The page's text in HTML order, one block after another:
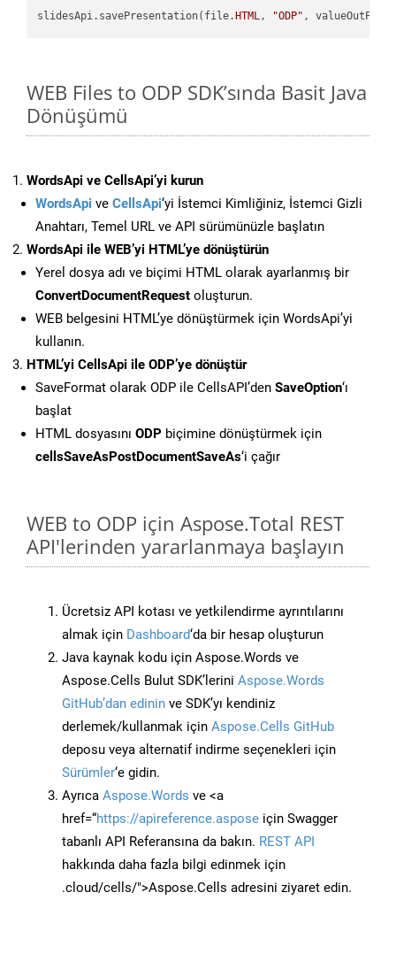
slidesApi.savePresentation(file. HTML, "ODP"
WEB Files to ODP SDK’sında Basit Java
Dönüşümü
WordsApi ve CellsApi’yi kurun
WordsApi ve CellsApi‘yi İstemci Kimliğiniz, İstemci Gizli
Anahtarı, Temel URL ve API sürümünüzle başlatın
WordsApi ile WEB’yi HTML’ye dönüştürün
Yerel dosya adı ve biçimi HTML olarak ayarlanmış bir
ConvertDocumentRequest oluşturun.
WEB belgesini HTML’ye dönüştürmek için WordsApi’yi
kullanın.
HTML’yi CellsApi ile ODP’ye dönüştür
SaveFormat olarak ODP ile CellsAPI’den SaveOption‘ı
başlat
HTML dosyasını ODP biçimine dönüştürmek için
cellsSaveAsPostDocumentSaveAs‘i çağır
WEB to ODP için Aspose.Total REST
API'lerinden yararlanmaya başlayın
Ücretsiz API kotası ve yetkilendirme ayrıntılarını
almak için Dashboard‘da bir hesap oluşturun
Java kaynak kodu için Aspose.Words ve
Aspose.Cells Bulut SDK’lerini Aspose.Words
GitHub’dan edinin ve SDK’yı kendiniz
derlemek/kullanmak için Aspose.Cells GitHub
deposu veya alternatif indirme seçenekleri için
Sürümler‘e gidin.
Ayrıca Aspose.Words ve <a
href=“https://apireference.aspose için Swagger
tabanlı API Referansına da bakın. REST API
hakkında daha fazla bilgi edinmek için
.cloud/cells/">Aspose.Cells adresini ziyaret edin.